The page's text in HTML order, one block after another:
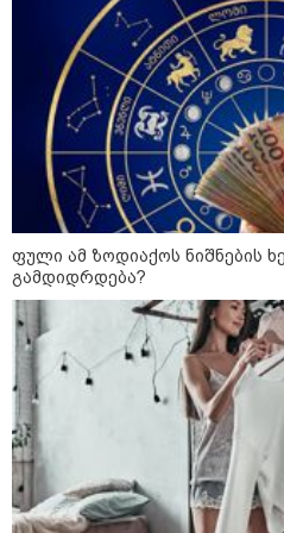
12:34 / 08-08-2026
რას აცხადებს ირაკლი
ელექტროენერგიის
გათიშვასთან
19:32 /
ფული ამ ზოდიაქოს ნიშნების
გამდიდრდება?